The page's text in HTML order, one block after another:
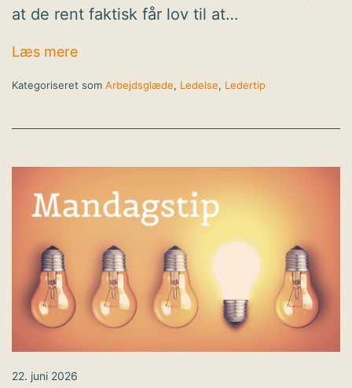
at de rent faktisk får lov til at…
Læs mereLedertip: Respekter ferien
Kategoriseret som Arbejdsglæde, Ledelse, Ledertip
22. juni 2026